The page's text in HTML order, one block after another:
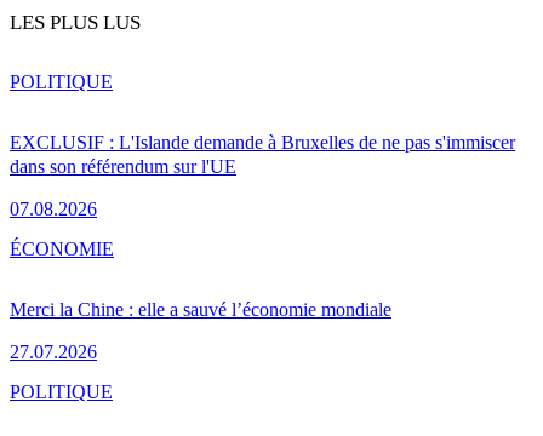
LES PLUS LUS
EXCLUSIF : L'Islande demande à Bruxelles de ne pas s'immiscer
dans son référendum sur l'UE
07.08.2026
POLITIQUE
Merci la Chine : elle a sauvé l’économie mondiale
27.07.2026
ÉCONOMIE
POLITIQUE